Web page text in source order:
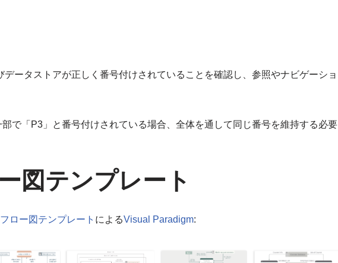
データストアが正しく番号付けされていることを確認し、参照やナビゲーショ
で「P3」と番号付けされている場合、全体を通して同じ番号を維持する必要
図テンプレート
ロー図テンプレート によるVisual Paradigm: